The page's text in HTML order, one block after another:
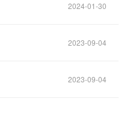
2024-01-30
2023-09-04
2023-09-04